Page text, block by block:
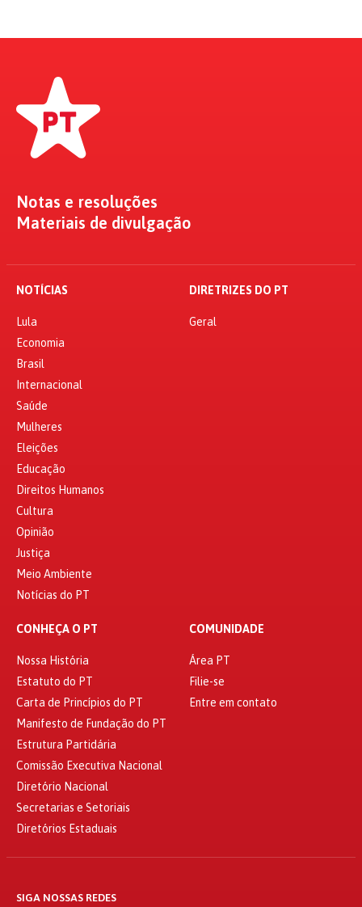
Notas e resoluções
Materiais de divulgação
NOTÍCIAS
Lula
Economia
Brasil
Internacional
Saúde
Mulheres
Eleições
Educação
Direitos Humanos
Cultura
Opinião
Justiça
Meio Ambiente
Notícias do PT
DIRETRIZES DO PT
Geral
CONHEÇA O PT
Nossa História
Estatuto do PT
Carta de Princípios do PT
Manifesto de Fundação do PT
Estrutura Partidária
Comissão Executiva Nacional
Diretório Nacional
Secretarias e Setoriais
Diretórios Estaduais
COMUNIDADE
Área PT
Filie-se
Entre em contato
SIGA NOSSAS REDES